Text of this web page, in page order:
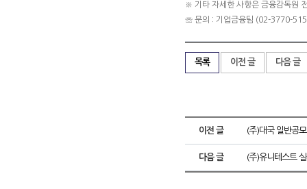
※ 기타 자세한 사항은 금융감독원
☏ 문의 : 기업금융팀 (02-3770-
목록 이전 글 다음 글
이전 글 (주)대국 일반공
다음 글 (주)유니테스트